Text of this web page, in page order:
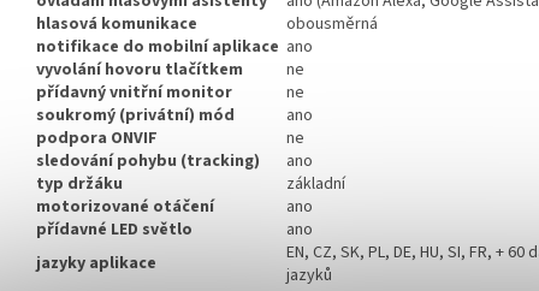
hlasová komunikace
obousměrná
notifikace do mobilní aplikace ano
vyvolání hovoru tlačítkem
ne
přídavný vnitřní monitor
ne
soukromý (privátní) mód
ano
podpora ONVIF
ne
sledování pohybu (tracking)
ano
typ držáku
základní
motorizované otáčení
ano
přídavné LED světlo
ano
jazyky aplikace
EN, CZ, SK, PL, DE, HU, SI, FR, + 60
jazyků